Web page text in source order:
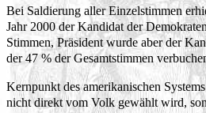
Bei Saldierung aller Einzelstimmen
Jahr 2000 der Kandidat der
Stimmen, Präsident wurde aber der
der 47 % der Gesamtstimmen
Kernpunkt des amerikanischen
nicht direkt vom Volk gewählt wird,